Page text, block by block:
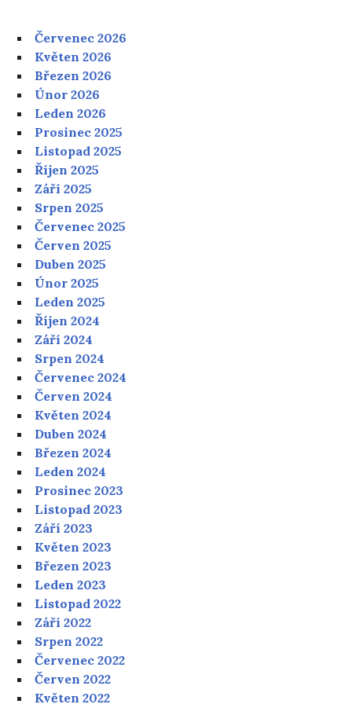
Červenec 2026
Květen 2026
Březen 2026
Únor 2026
Leden 2026
Prosinec 2025
Listopad 2025
Říjen 2025
Září 2025
Srpen 2025
Červenec 2025
Červen 2025
Duben 2025
Únor 2025
Leden 2025
Říjen 2024
Září 2024
Srpen 2024
Červenec 2024
Červen 2024
Květen 2024
Duben 2024
Březen 2024
Leden 2024
Prosinec 2023
Listopad 2023
Září 2023
Květen 2023
Březen 2023
Leden 2023
Listopad 2022
Září 2022
Srpen 2022
Červenec 2022
Červen 2022
Květen 2022